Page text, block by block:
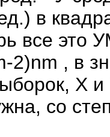
в
все
2)nm , в
Х и
со